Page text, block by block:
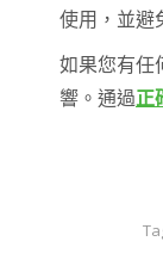
使用，並避
如果您有任
響。通過正